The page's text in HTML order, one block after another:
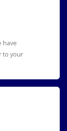
have
to your